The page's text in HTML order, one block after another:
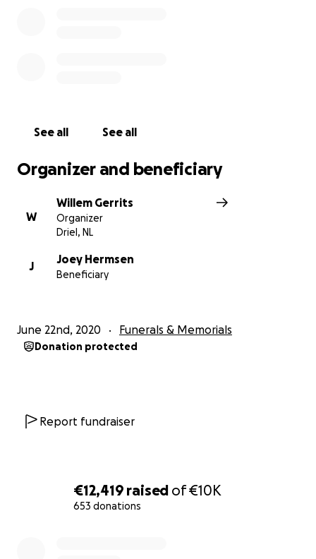
€12,419 raised of€10K
653 donations
See all See all
Organizer and beneficiary
W
Willem Gerrits
Organizer
Driel, NL
J
Joey Hermsen
Beneficiary
June 22nd, 2020 Funerals & Memorials
Donation protected
Report fundraiser